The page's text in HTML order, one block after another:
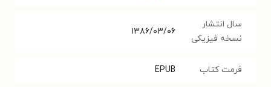
سال انتشار
نسخه فیزیکی
۱۳۸۶/۰۳/۰۶
فرمت کتاب EPUB